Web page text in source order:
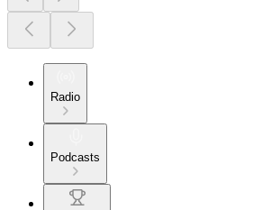
Radio
Podcasts